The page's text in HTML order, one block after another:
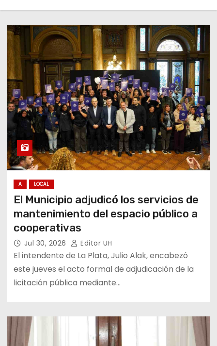
A LOCAL
El Municipio adjudicó los servicios de
mantenimiento del espacio público a
cooperativas
Jul 30, 2026 Editor UH
El intendente de La Plata, Julio Alak, encabezó
este jueves el acto formal de adjudicación de la
licitación pública mediante…